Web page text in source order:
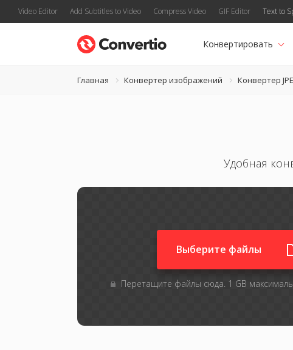
Video Editor Add Subtitles to Video Compress Video GIF Editor Text to
Конвертировать
Главная Конвертер изображений Конвертер
Удобная
Выберите файлы
Перетащите файлы сюда. 1 GB